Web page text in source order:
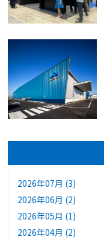
2026年07月 (3)
2026年06月 (2)
2026年05月 (1)
2026年04月 (2)